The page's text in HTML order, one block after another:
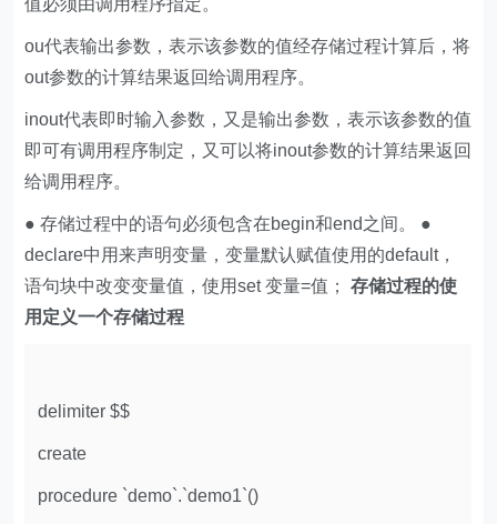
值必须由调用程序指定。
ou代表输出参数，表示该参数的值经存储过程计算后，将
out参数的计算结果返回给调用程序。
inout代表即时输入参数，又是输出参数，表示该参数的值
即可有调用程序制定，又可以将inout参数的计算结果返回
给调用程序。
● 存储过程中的语句必须包含在begin和end之间。 ●
declare中用来声明变量，变量默认赋值使用的default，
语句块中改变变量值，使用set 变量=值；存储过程的使
用定义一个存储过程
delimiter $$
create
procedure `demo`.`demo1`()